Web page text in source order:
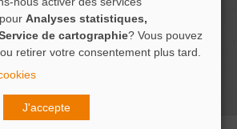
Analyses statistiques,
de cartographie? Vous pouvez
retirer votre consentement plus tard.
J'accepte